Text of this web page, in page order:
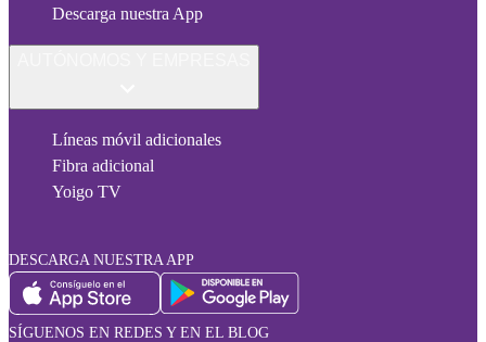
Descarga nuestra App
Líneas móvil adicionales
Fibra adicional
Yoigo TV
DESCARGA NUESTRA APP
SÍGUENOS EN REDES Y EN EL BLOG